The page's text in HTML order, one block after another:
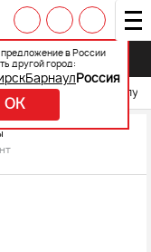
в России
другой город:
Барнаул Россия
OK
свой мотоцикл и